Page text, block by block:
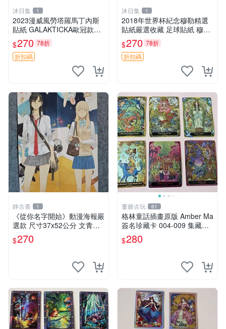
沐日集 1
2023漫威風勞塔羅馬丁內斯
貼紙 GALAKTICKA歐冠款推
薦 勞塔羅漫畫貼紙 劇場版 G
ALAKTICKA漫威貼紙
$270 78折
折扣碼
沐日集 1
2018年世界杯紀念穆勒精選
貼紙嚴選收藏 足球貼紙 穆勒
足球貼紙收藏
$270 78折
折扣碼
静古斋 1
《從你名字開始》動漫海報嚴
選款 尺寸37x52公分 文青必
收 手繪版 漫畫海報 推薦收藏
名字海報
$270
董爺古玩 61
格林童話插畫原版 Amber Ma
簽名珍藏卡 004-009 集藏推
薦 格林童話 Amber Ma 印簽
004-009 卡片 珍貴收藏品
$280